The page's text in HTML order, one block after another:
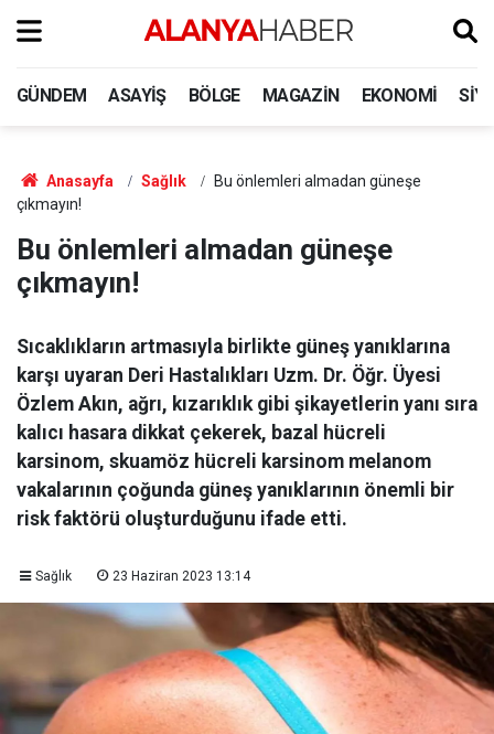
GÜNDEM ASAYIŞ BÖLGE MAGAZIN EKONOMI
Anasayfa Sağlık
Bu önlemleri almadan güneşe
çıkmayın!
Bu önlemleri almadan güneşe
çıkmayın!
Sıcaklıkların artmasıyla birlikte güneş yanıklarına
karşı uyaran Deri Hastalıkları Uzm. Dr. Öğr. Üyesi
Özlem Akın, ağrı, kızarıklık gibi şikayetlerin yanı sıra
kalıcı hasara dikkat çekerek, bazal hücreli
karsinom, skuamöz hücreli karsinom melanom
vakalarının çoğunda güneş yanıklarının önemli bir
risk faktörü oluşturduğunu ifade etti.
Sağlık 23 Haziran 2023 13:14